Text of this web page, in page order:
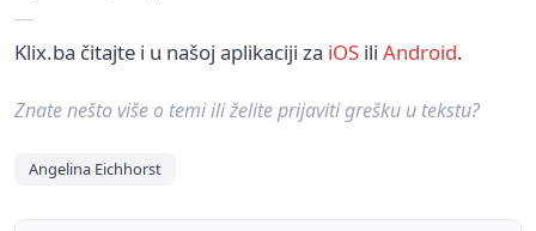
Klix.ba čitajte i u našoj aplikaciji za iOS ili Android.
Znate nešto više o temi ili želite prijaviti grešku u tekstu?
Angelina Eichhorst